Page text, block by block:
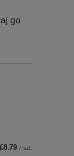
go
£8.79 / szt.